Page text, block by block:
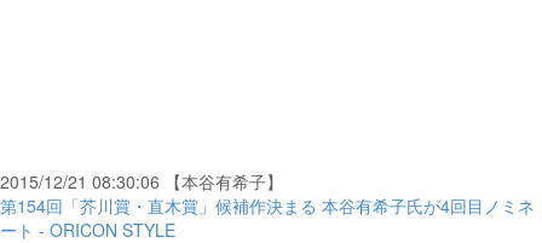
2015/12/21 08:30:06 【本谷有希子】
第154回「芥川賞・直木賞」候補作決まる 本谷有希子氏が4回目ノミネ
ート - ORICON STYLE